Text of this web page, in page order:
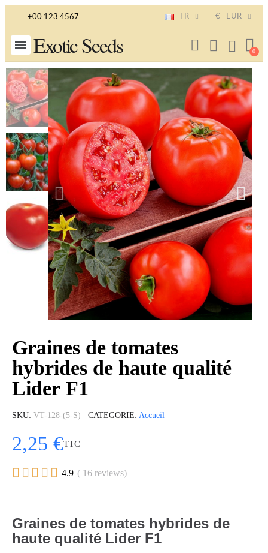
+00 123 4567 FR € EUR
Exotic Seeds
Graines de tomates
hybrides de haute qualité
Lider F1
SKU VT-128-(5-S) CATÉGORIE Accueil
2,25 €TTC
     4.9 ( 16 reviews)
Graines de tomates hybrides de
haute qualité Lider F1